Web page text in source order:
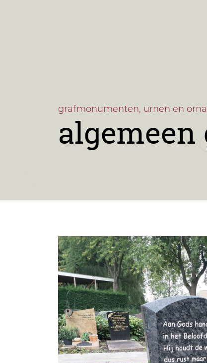
grafmonumenten, urnen en
algemeen